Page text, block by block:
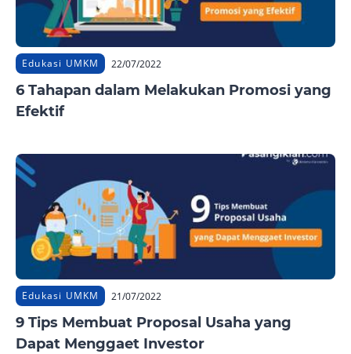
Edukasi UMKM 22/07/2022
6 Tahapan dalam Melakukan Promosi yang
Efektif
Edukasi UMKM 21/07/2022
9 Tips Membuat Proposal Usaha yang
Dapat Menggaet Investor